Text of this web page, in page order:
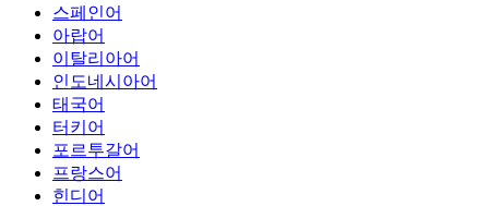
스페인어
아랍어
이탈리아어
인도네시아어
태국어
터키어
포르투갈어
프랑스어
힌디어